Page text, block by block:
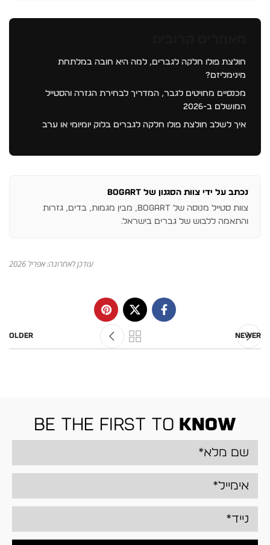
חולצת פולו חלקה לגברים, למה היא חובה במלתחת
מינימליזם?
מכנסיים מחויטים לגבר, המדריך לבחירת הגזרה והסטייל
המושלם ב-2026
איך לשלב חולצת פולו חלקה לגברים בלוק יומיומי או ערב
נכתב על ידי צוות הסגנון של BOGART
צוות סטייל מנוסה של BOGART, מבין מגמות, בדים, גזרות
והתאמה ללבוש של גברים בישראל.
עודכן לאחרונה: אפריל 2026
Newer
Older
be the first to know